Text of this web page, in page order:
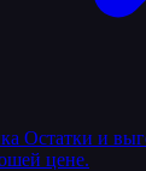
Остатки и
цене.